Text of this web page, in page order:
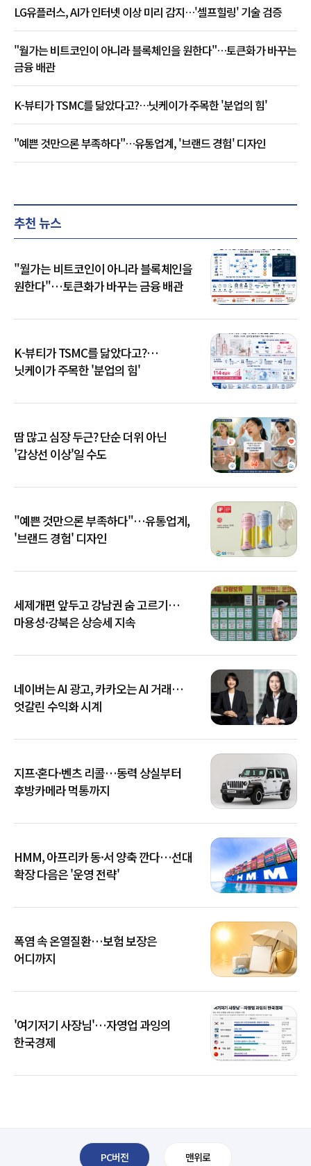
LG유플러스, AI가 인터넷 이상 미리 감지…'셀프힐링' 기술 검증
"월가는 비트코인이 아니라 블록체인을 원한다"…토큰화가 바꾸는
금융 배관
K-뷰티가 TSMC를 닮았다고?…닛케이가 주목한 '분업의 힘'
"예쁜 것만으론 부족하다"…유통업계, '브랜드 경험' 디자인
추천 뉴스
"월가는 비트코인이 아니라 블록체인을
원한다"…토큰화가 바꾸는 금융 배관
K-뷰티가 TSMC를 닮았다고?…
닛케이가 주목한 '분업의 힘'
땀 많고 심장 두근? 단순 더위 아닌
'갑상선 이상'일 수도
"예쁜 것만으론 부족하다"…유통업계,
'브랜드 경험' 디자인
세제개편 앞두고 강남권 숨 고르기…
마용성·강북은 상승세 지속
네이버는 AI 광고, 카카오는 AI 거래…
엇갈린 수익화 시계
지프·혼다·벤츠 리콜…동력 상실부터
후방카메라 먹통까지
HMM, 아프리카 동·서 양축 깐다…선대
확장 다음은 '운영 전략'
폭염 속 온열질환…보험 보장은
어디까지
'여기저기 사장님'…자영업 과잉의
한국경제
PC버전 맨위로